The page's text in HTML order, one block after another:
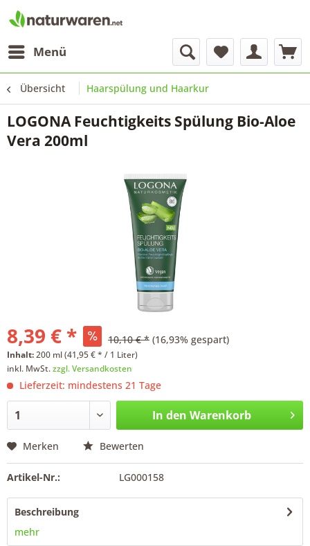
Menü
Übersicht Haarspülung und Haarkur
LOGONA Feuchtigkeits Spülung Bio-Aloe
Vera 200ml
8,39 € * 10,10 € * (16,93% gespart)
Inhalt:200 ml (41,95 € * / 1 Liter)
inkl. MwSt.zzgl. Versandkosten
Lieferzeit: mindestens 21 Tage
In den Warenkorb
Merken Bewerten
Artikel-Nr.: LG000158
Beschreibung
mehr